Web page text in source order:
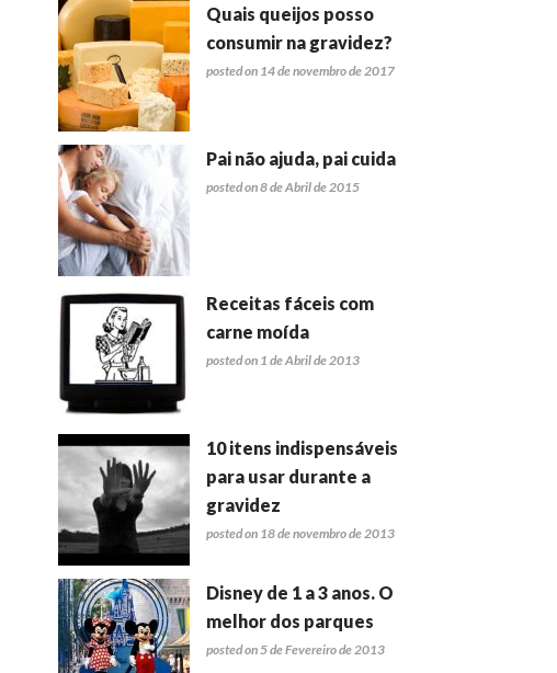
Quais queijos posso
consumir na gravidez?
posted on 14 de novembro de 2017
Pai não ajuda, pai cuida
posted on 8 de Abril de 2015
Receitas fáceis com
carne moída
posted on 1 de Abril de 2013
10 itens indispensáveis
para usar durante a
gravidez
posted on 18 de novembro de 2013
Disney de 1 a 3 anos. O
melhor dos parques
posted on 5 de Fevereiro de 2013